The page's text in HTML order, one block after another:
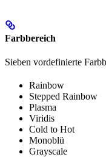
Farbbereich
Sieben vordefinierte
Rainbow
Stepped Rainbow
Plasma
Viridis
Cold to Hot
Monoblü
Grayscale